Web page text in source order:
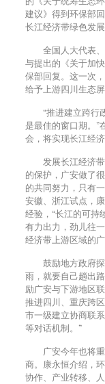
建议》得到环保部
长江经济带绿色发
全国人大代表
与提出的《关于加
保部回复。这一次
给予上游四川生态
“推进建立跨行
是最佳的窗口期。”
会，将实现长江经
发展长江经济
的保护，广安做了
的共同努力，只有
安徽、浙江试点，
经验，“长江的可持
有力出力，劲儿往
经济带上游区域的
鼓励地方政府
雨，就要自己趟出
励广安与下游地区
推进四川、重庆跨
市一级建立协商联
等对话机制。”
广安今年也将
商。康永恒介绍，
协作、产业转移、